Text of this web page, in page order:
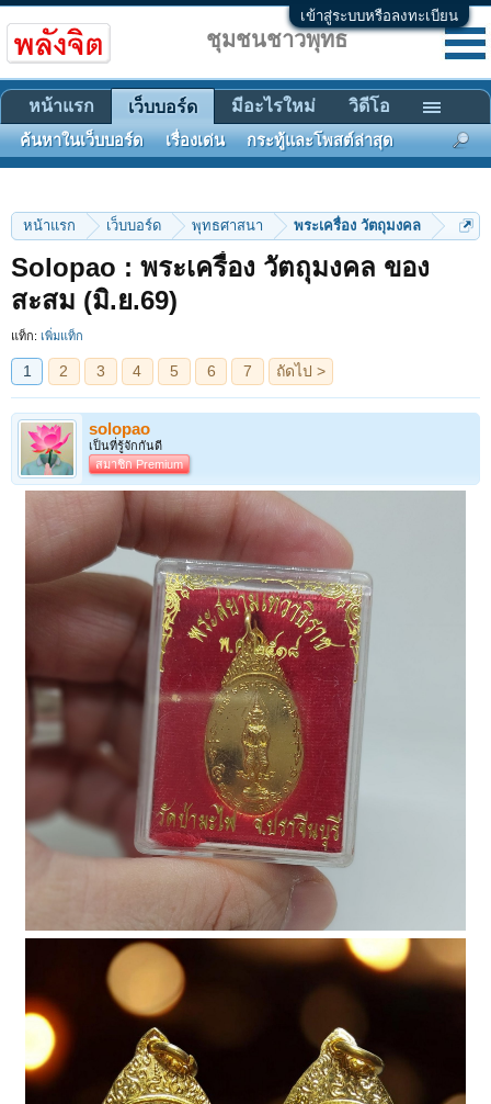
เข้าสู่ระบบหรือลงทะเบียน
หน้าแรก เว็บบอร์ด พุทธศาสนา พระเครื่อง วัตถุมงคล
Solopao : พระเครื่อง วัตถุมงคล ของ
สะสม (มิ.ย.69)
แท็ก: เพิ่มแท็ก
1 2 3 4 5 6 7 ถัดไป >
solopao
เป็นที่รู้จักกันดี
สมาชิก Premium
ชุมชนชาวพุทธ
หน้าแรก เว็บบอร์ด
ค้นหาในเว็บบอร์ด เรื่องเด่น กระทู้และโพสต์ล่าสุด
มีอะไรใหม่ วิดีโอ